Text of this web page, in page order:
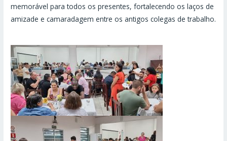
memorável para todos os presentes, fortalecendo os laços de
amizade e camaradagem entre os antigos colegas de trabalho.